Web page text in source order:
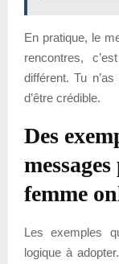
En pratique, le
rencontres,
différent. Tu
d’être crédible.
Des
femme
Les exemples
logique à